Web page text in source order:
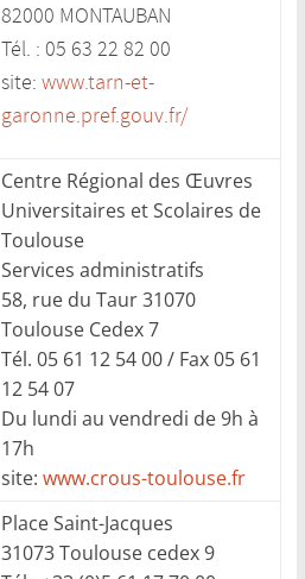
82000 MONTAUBAN
Tél. : 05 63 22 82 00
site: www.tarn-et-
garonne.pref.gouv.fr/
Centre Régional des Œuvres
Universitaires et Scolaires de
Toulouse
Services administratifs
58, rue du Taur 31070
Toulouse Cedex 7
Tél. 05 61 12 54 00 / Fax 05 61
12 54 07
Du lundi au vendredi de 9h à
17h
site: www.crous-toulouse.fr
Place Saint-Jacques
31073 Toulouse cedex 9